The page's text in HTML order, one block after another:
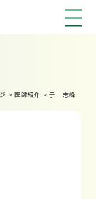
>医師紹介 >于 志峰